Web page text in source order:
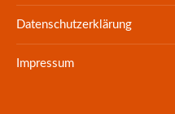
Datenschutzerklärung
Impressum